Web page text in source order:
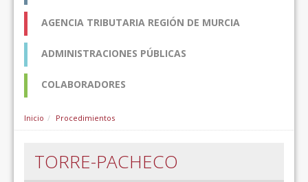
AGENCIA TRIBUTARIA REGIÓN DE MURCIA
ADMINISTRACIONES PÚBLICAS
COLABORADORES
Inicio Procedimientos
TORRE-PACHECO